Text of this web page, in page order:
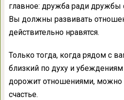
главное: дружба ради дружбы
Вы должны развивать
действительно нравятся.
Только тогда, когда рядом с
близкий по духу и
дорожит отношениями, можно
счастье.